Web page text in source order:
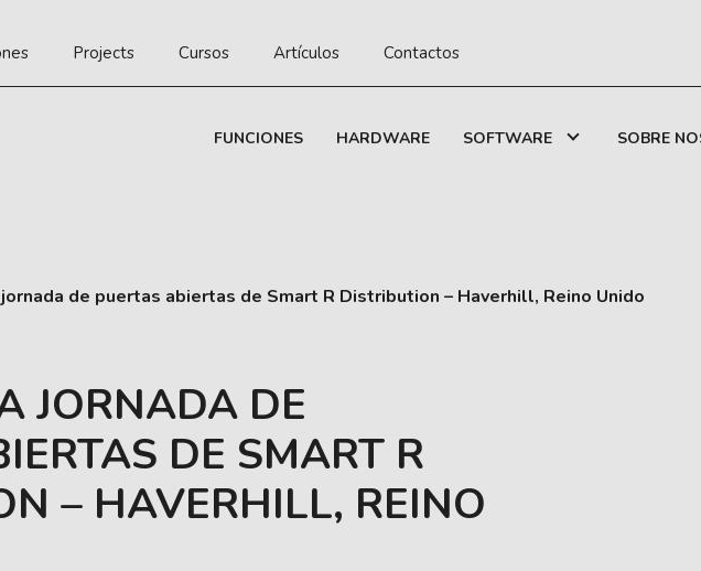
Projects Cursos Artículos Contactos
FUNCIONES HARDWARE SOFTWARE SOBRE
de puertas abiertas de Smart R Distribution – Haverhill, Reino Unido
JORNADA DE
DE SMART R
– HAVERHILL, REINO